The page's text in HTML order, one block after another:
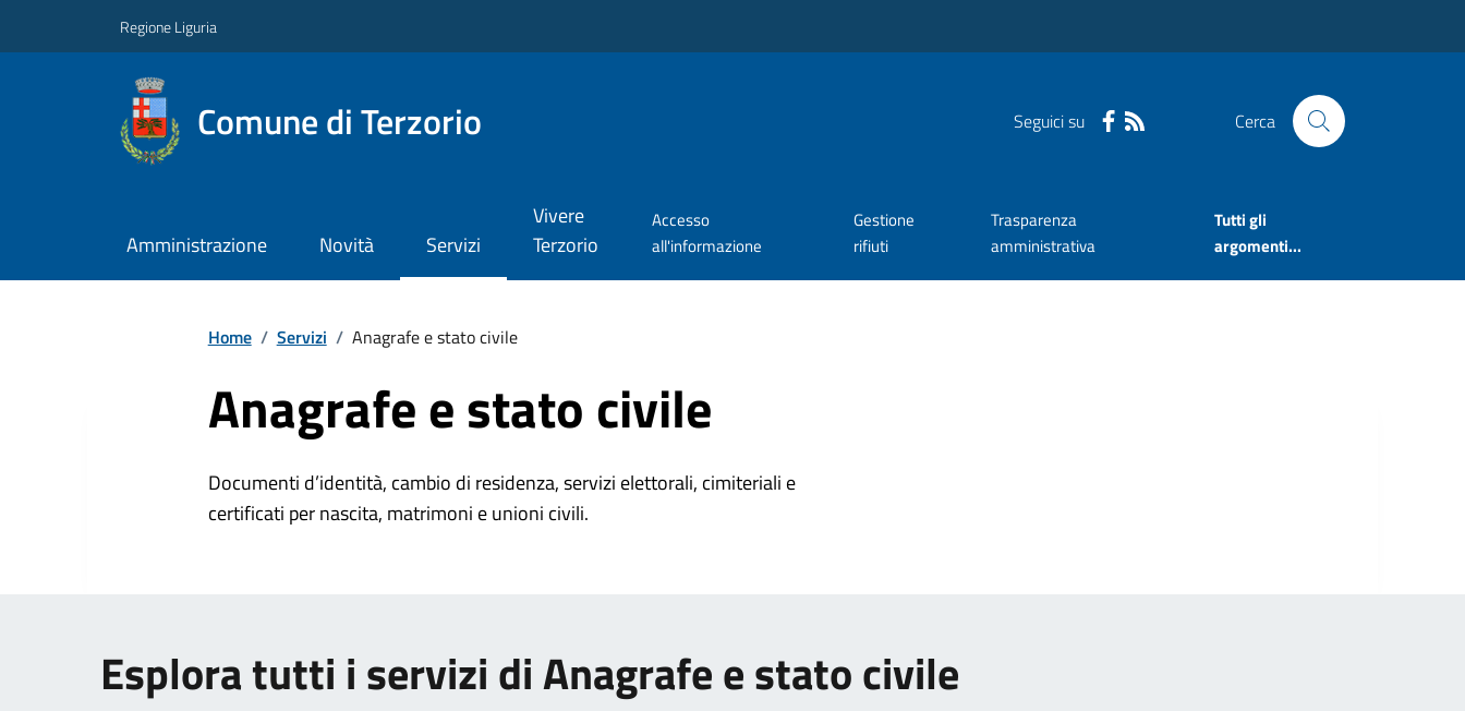
Regione Liguria
Comune di Terzorio Seguici su Cerca
Amministrazione Novità Servizi
Vivere
Terzorio
Accesso
all'informazione
Gestione
rifiuti
Trasparenza
amministrativa
Tutti gli
argomenti...
Home / Servizi / Anagrafe e stato civile
Anagrafe e stato civile
Documenti d’identità, cambio di residenza, servizi elettorali, cimiteriali e
certificati per nascita, matrimoni e unioni civili.
Esplora tutti i servizi di Anagrafe e stato civile